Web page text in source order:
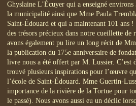
Ghyslaine L’Écuyer qui a enseigné
la municipalité ainsi que Mme Paula
Saint-Édouard et qui a maintenant 101 ans
des trésors précieux dans notre cueillette de
avons également pu lire un long récit de
la publication du 175e anniversaire de
livre nous a été offert par M. Lussier. C’est
trouvé plusieurs inspirations pour l’œuvre
l’école de Saint-Édouard. Mme Guertin-
importance de la rivière de la Tortue pour
le passé). Nous avons aussi eu un déclic